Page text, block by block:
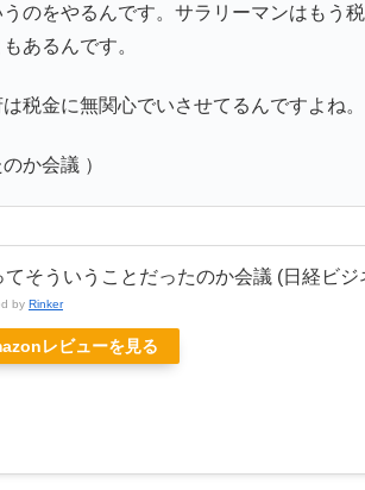
のをやるんです。サラリーマンはもう
あるんです。
税金に無関心でいさせてるんですよね。
か会議 ）
てそういうことだったのか会議 (日経ビジ
by Rinker
レビューを見る